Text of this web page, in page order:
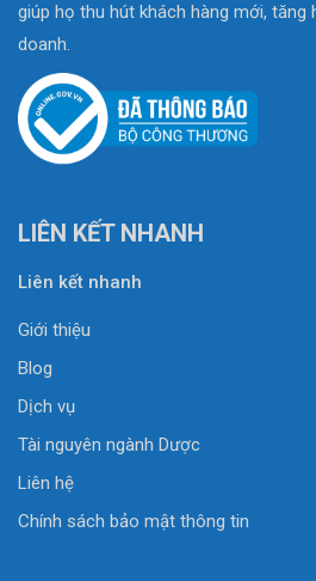
giúp họ thu hút khách hàng mới, tăng
doanh.
LIÊN KẾT NHANH
Liên kết nhanh
Giới thiệu
Blog
Dịch vụ
Tài nguyên ngành Dược
Liên hệ
Chính sách bảo mật thông tin